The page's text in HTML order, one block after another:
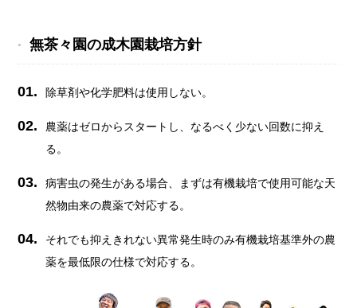
無茶々園の成木園栽培方針
01. 除草剤や化学肥料は使用しない。
02.
農薬はゼロからスタートし、なるべく少ない回数に抑え
る。
03.
病害虫の発生がある場合、まずは有機栽培で使用可能な天
然物由来の農薬で対応する。
04.
それでも抑えきれない異常発生時のみ有機栽培基準外の農
薬を最低限の仕様で対応する。